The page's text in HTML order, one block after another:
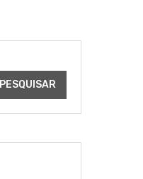
PESQUISAR